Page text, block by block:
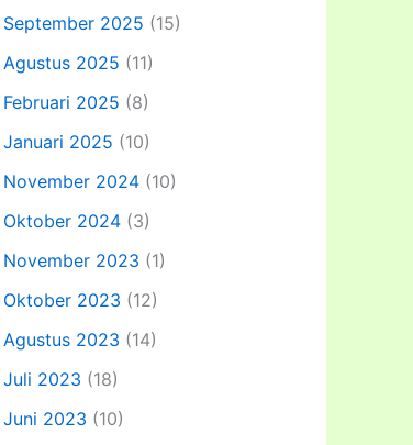
September 2025 (15)
Agustus 2025 (11)
Februari 2025 (8)
Januari 2025 (10)
November 2024 (10)
Oktober 2024 (3)
November 2023 (1)
Oktober 2023 (12)
Agustus 2023 (14)
Juli 2023 (18)
Juni 2023 (10)